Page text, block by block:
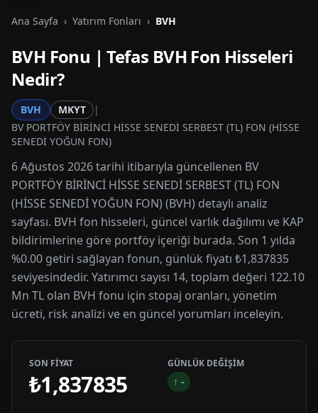
Ana Sayfa › Yatırım Fonları › BVH
BVH Fonu | Tefas BVH Fon Hisseleri
Nedir?
BVH MKYT
|
BV PORTFÖY BİRİNCİ HİSSE SENEDİ SERBEST (TL) FON (HİSSE
SENEDİ YOĞUN FON)
6 Ağustos 2026 tarihi itibarıyla güncellenen BV
PORTFÖY BİRİNCİ HİSSE SENEDİ SERBEST (TL) FON
(HİSSE SENEDİ YOĞUN FON) (BVH) detaylı analiz
sayfası. BVH fon hisseleri, güncel varlık dağılımı ve KAP
bildirimlerine göre portföy içeriği burada. Son 1 yılda
%0.00 getiri sağlayan fonun, günlük fiyatı ₺1,837835
seviyesindedir. Yatırımcı sayısı 14, toplam değeri 122.10
Mn TL olan BVH fonu için stopaj oranları, yönetim
ücreti, risk analizi ve en güncel yorumları inceleyin.
SON FİYAT
₺1,837835
GÜNLÜK DEĞİŞİM
↑ -